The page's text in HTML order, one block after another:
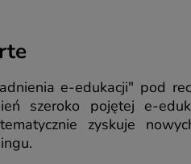
e-edukacji" pod
szeroko pojętej e-
zyskuje